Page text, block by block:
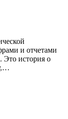
и отчетами
Это история о